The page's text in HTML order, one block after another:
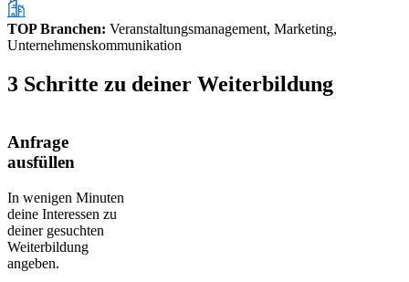
TOP Branchen: Veranstaltungsmanagement, Marketing,
Unternehmenskommunikation
3 Schritte zu deiner Weiterbildung
Anfrage
ausfüllen
In wenigen Minuten
deine Interessen zu
deiner gesuchten
Weiterbildung
angeben.